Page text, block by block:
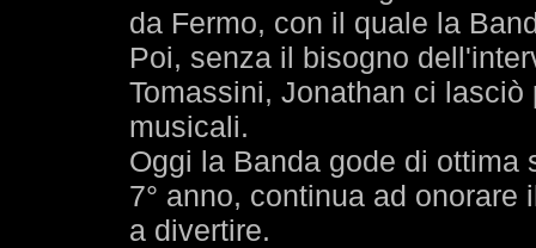
da Fermo, con il quale la
Poi, senza il bisogno
Tomassini, Jonathan ci
musicali.
Oggi la Banda gode di
7° anno, continua ad
a divertire.